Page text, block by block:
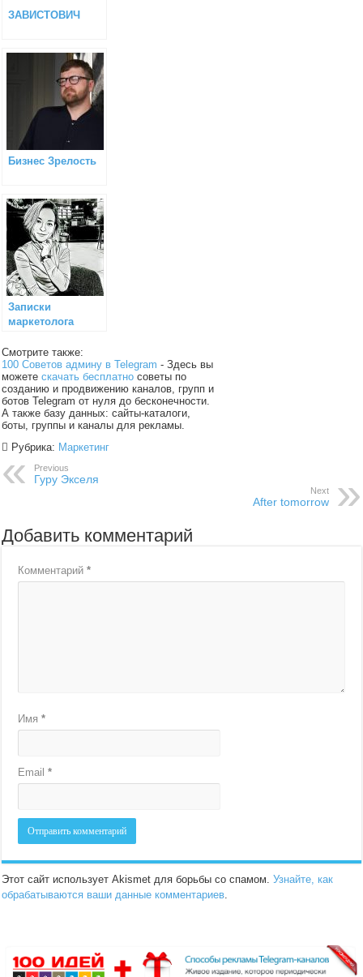
ЗАВИСТОВИЧ
Бизнес Зрелость
Записки
маркетолога
Смотрите также:
100 Советов админу в Telegram - Здесь вы
можетескачать бесплатно советы по
созданию и продвижению каналов, групп и
ботов Telegram от нуля до бесконечности.
А также базу данных: сайты-каталоги,
боты, группы и каналы для рекламы.
Рубрика: Маркетинг
Previous
Гуру Экселя
Next
After tomorrow
Добавить комментарий
Комментарий*
Имя*
Email*
Этот сайт использует Akismet для борьбы со спамом.Узнайте, как
обрабатываются ваши данные комментариев.